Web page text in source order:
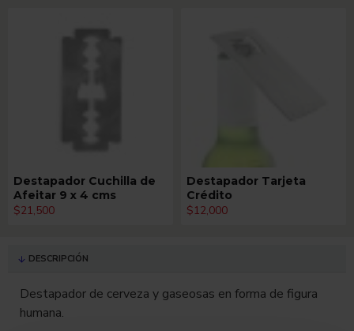
Destapador Cuchilla de
Afeitar 9 x 4 cms
$21,500
Destapador Tarjeta
Crédito
$12,000
DESCRIPCIÓN
Destapador de cerveza y gaseosas en forma de figura
humana.